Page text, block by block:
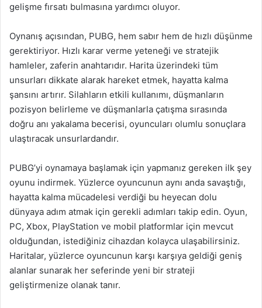
gelişme fırsatı bulmasına yardımcı oluyor.
Oynanış açısından, PUBG, hem sabır hem de hızlı düşünme
gerektiriyor. Hızlı karar verme yeteneği ve stratejik
hamleler, zaferin anahtarıdır. Harita üzerindeki tüm
unsurları dikkate alarak hareket etmek, hayatta kalma
şansını artırır. Silahların etkili kullanımı, düşmanların
pozisyon belirleme ve düşmanlarla çatışma sırasında
doğru anı yakalama becerisi, oyuncuları olumlu sonuçlara
ulaştıracak unsurlardandır.
PUBG’yi oynamaya başlamak için yapmanız gereken ilk şey
oyunu indirmek. Yüzlerce oyuncunun aynı anda savaştığı,
hayatta kalma mücadelesi verdiği bu heyecan dolu
dünyaya adım atmak için gerekli adımları takip edin. Oyun,
PC, Xbox, PlayStation ve mobil platformlar için mevcut
olduğundan, istediğiniz cihazdan kolayca ulaşabilirsiniz.
Haritalar, yüzlerce oyuncunun karşı karşıya geldiği geniş
alanlar sunarak her seferinde yeni bir strateji
geliştirmenize olanak tanır.